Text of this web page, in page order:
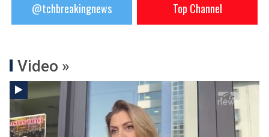
@tchbreakingnews Top Channel
Video »